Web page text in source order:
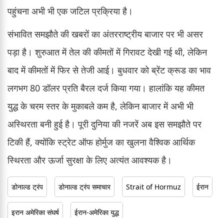
पहुंचना अभी भी एक जटिल प्रक्रिया है।
संभावित समझौते की खबरों का अंतरराष्ट्रीय बाजार पर भी असर
पड़ा है। शुरुआत में तेल की कीमतों में गिरावट देखी गई थी, लेकिन
बाद में कीमतों में फिर से तेजी आई। बुधवार को ब्रेंट क्रूड का भाव
लगभग 80 डॉलर प्रति बैरल दर्ज किया गया। हालांकि यह कीमत
युद्ध के चरम स्तर के मुकाबले कम है, लेकिन बाजार में अभी भी
अस्थिरता बनी हुई है। पूरी दुनिया की नजरें अब इस समझौते पर
टिकी हैं, क्योंकि स्ट्रेट ऑफ होर्मुज का खुलना वैश्विक आर्थिक
स्थिरता और ऊर्जा सुरक्षा के लिए अत्यंत आवश्यक है।
डोनाल्ड ट्रंप डोनाल्ड ट्रंप समाचार Strait of Hormuz ईरान
इरान अमेरिका संघर्ष ईरान-अमेरिका युद्ध